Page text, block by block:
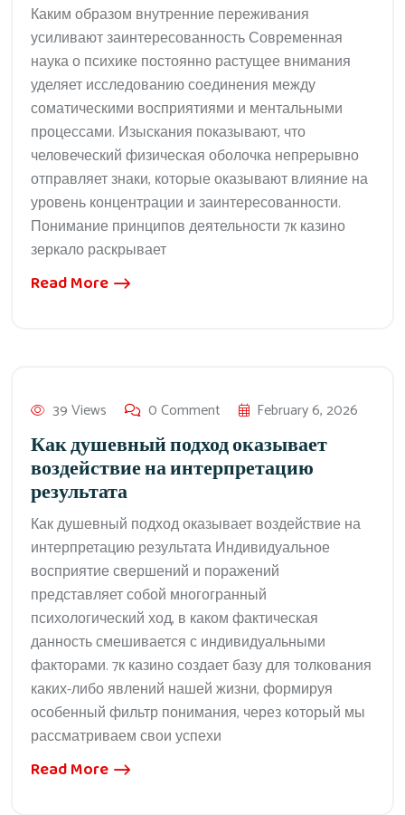
Каким образом внутренние переживания
усиливают заинтересованность Современная
наука о психике постоянно растущее внимания
уделяет исследованию соединения между
соматическими восприятиями и ментальными
процессами. Изыскания показывают, что
человеческий физическая оболочка непрерывно
отправляет знаки, которые оказывают влияние на
уровень концентрации и заинтересованности.
Понимание принципов деятельности 7к казино
зеркало раскрывает
Read More
39 Views 0 Comment February 6, 2026
Как душевный подход оказывает
воздействие на интерпретацию
результата
Как душевный подход оказывает воздействие на
интерпретацию результата Индивидуальное
восприятие свершений и поражений
представляет собой многогранный
психологический ход, в каком фактическая
данность смешивается с индивидуальными
факторами. 7к казино создает базу для толкования
каких-либо явлений нашей жизни, формируя
особенный фильтр понимания, через который мы
рассматриваем свои успехи
Read More